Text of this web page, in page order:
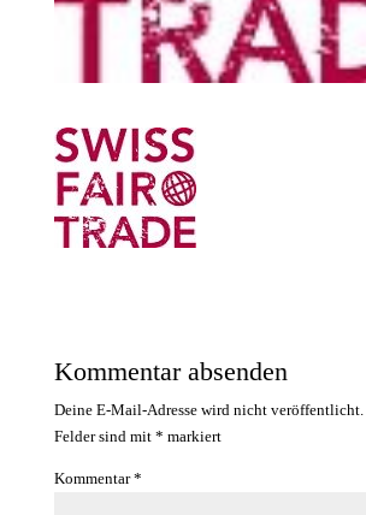
Kommentar absenden
Deine E-Mail-Adresse wird nicht veröffentlicht.
Felder sind mit * markiert
Kommentar*